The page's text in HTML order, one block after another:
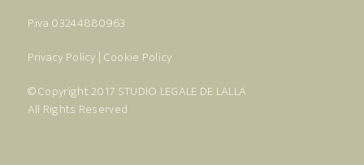
P.iva 03244880963
Privacy Policy | Cookie Policy
© Copyright 2017 STUDIO LEGALE DE LALLA
All Rights Reserved